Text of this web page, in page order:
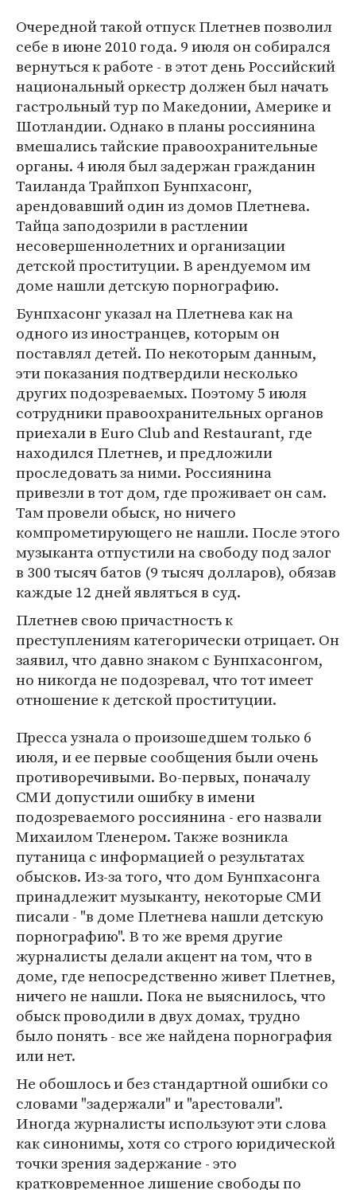
Очередной такой отпуск Плетнев позволил
себе в июне 2010 года. 9 июля он собирался
вернуться к работе - в этот день Российский
национальный оркестр должен был начать
гастрольный тур по Македонии, Америке и
Шотландии. Однако в планы россиянина
вмешались тайские правоохранительные
органы. 4 июля был задержан гражданин
Таиланда Трайпхоп Бунпхасонг,
арендовавший один из домов Плетнева.
Тайца заподозрили в растлении
несовершеннолетних и организации
детской проституции. В арендуемом им
доме нашли детскую порнографию.
Бунпхасонг указал на Плетнева как на
одного из иностранцев, которым он
поставлял детей. По некоторым данным,
эти показания подтвердили несколько
других подозреваемых. Поэтому 5 июля
сотрудники правоохранительных органов
приехали в Euro Club and Restaurant, где
находился Плетнев, и предложили
проследовать за ними. Россиянина
привезли в тот дом, где проживает он сам.
Там провели обыск, но ничего
компрометирующего не нашли. После этого
музыканта отпустили на свободу под залог
в 300 тысяч батов (9 тысяч долларов), обязав
каждые 12 дней являться в суд.
Плетнев свою причастность к
преступлениям категорически отрицает. Он
заявил, что давно знаком с Бунпхасонгом,
но никогда не подозревал, что тот имеет
отношение к детской проституции.
Пресса узнала о произошедшем только 6
июля, и ее первые сообщения были очень
противоречивыми. Во-первых, поначалу
СМИ допустили ошибку в имени
подозреваемого россиянина - его назвали
Михаилом Тленером. Также возникла
путаница с информацией о результатах
обысков. Из-за того, что дом Бунпхасонга
принадлежит музыканту, некоторые СМИ
писали - "в доме Плетнева нашли детскую
порнографию". В то же время другие
журналисты делали акцент на том, что в
доме, где непосредственно живет Плетнев,
ничего не нашли. Пока не выяснилось, что
обыск проводили в двух домах, трудно
было понять - все же найдена порнография
или нет.
Не обошлось и без стандартной ошибки со
словами "задержали" и "арестовали".
Иногда журналисты используют эти слова
как синонимы, хотя со строго юридической
точки зрения задержание - это
кратковременное лишение свободы по